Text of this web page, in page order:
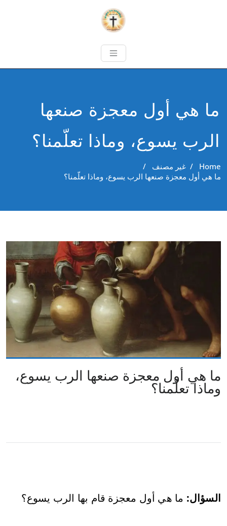
ما هي أول معجزة صنعها
الرب يسوع، وماذا تعلّمنا؟
Home
/ غير مصنف /
ما هي أول معجزة صنعها الرب يسوع، وماذا تعلّمنا؟
ما هي أول معجزة صنعها الرب يسوع،
وماذا تعلّمنا؟
السؤال: ما هي أول معجزة قام بها الرب يسوع؟